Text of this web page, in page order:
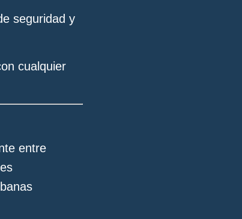
seguridad y
cualquier
entre